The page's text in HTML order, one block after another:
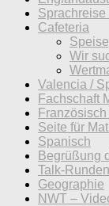
Cafeteria
Wir
Valencia /
Fachschaft
Seite für
Spanisch
Begrüßung
Talk-Runden
Geographie
NWT –